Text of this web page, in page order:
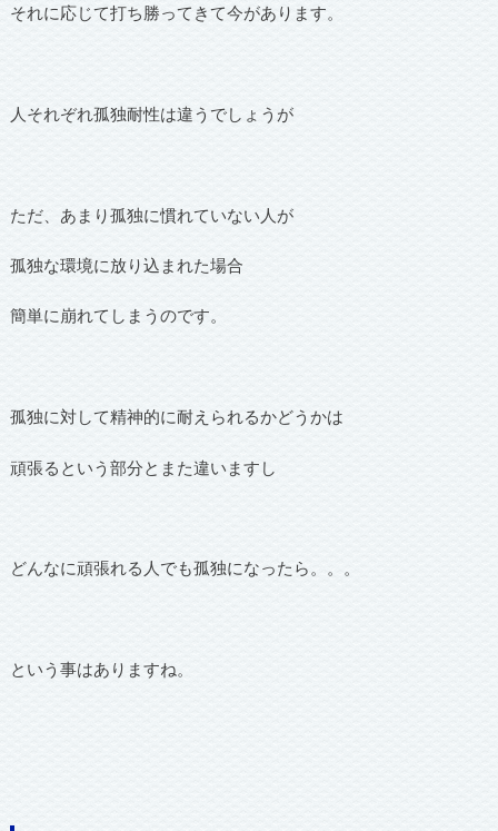
それに応じて打ち勝ってきて今があります。
人それぞれ孤独耐性は違うでしょうが
ただ、あまり孤独に慣れていない人が
孤独な環境に放り込まれた場合
簡単に崩れてしまうのです。
孤独に対して精神的に耐えられるかどうかは
頑張るという部分とまた違いますし
どんなに頑張れる人でも孤独になったら。。。
という事はありますね。